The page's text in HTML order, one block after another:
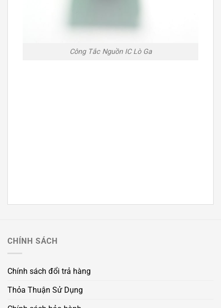
Công Tắc Nguồn IC Lò Ga
CHÍNH SÁCH
Chính sách đổi trả hàng
Thỏa Thuận Sử Dụng